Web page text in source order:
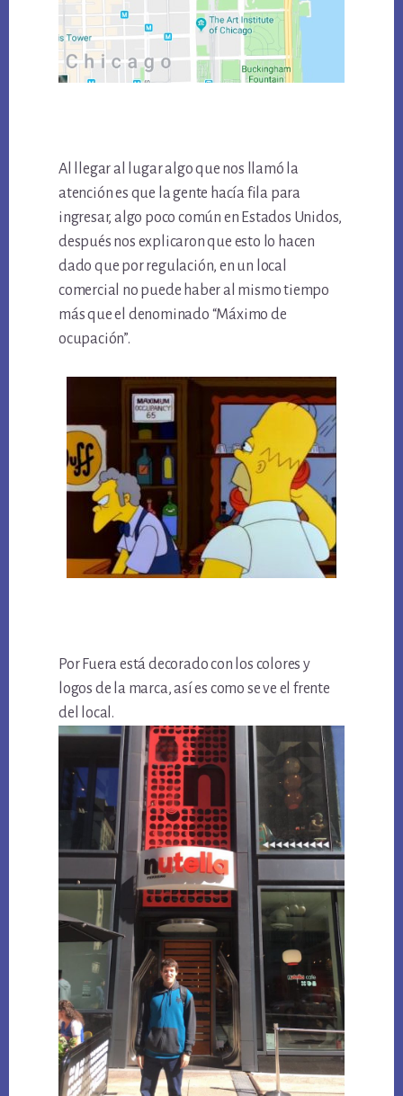
Al llegar al lugar algo que nos llamó la
atención es que la gente hacía fila para
ingresar, algo poco común en Estados Unidos,
después nos explicaron que esto lo hacen
dado que por regulación, en un local
comercial no puede haber al mismo tiempo
más que el denominado “Máximo de
ocupación”.
Por Fuera está decorado con los colores y
logos de la marca, así es como se ve el frente
del local.